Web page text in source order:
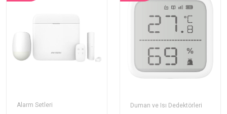
Alarm Setleri Duman ve Isı Dedektörleri